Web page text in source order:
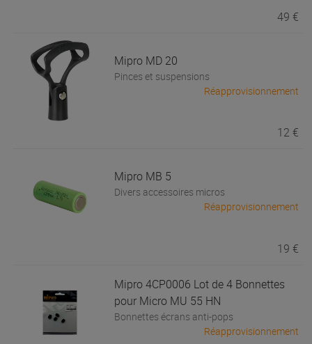
49 €
Pinces et suspensions
Mipro MD 20
Réapprovisionnement
12 €
Divers accessoires micros
Mipro MB 5
Réapprovisionnement
19 €
Bonnettes écrans anti-pops
Mipro4CP0006 Lot de 4 Bonnettes
pour Micro MU 55 HN
Réapprovisionnement